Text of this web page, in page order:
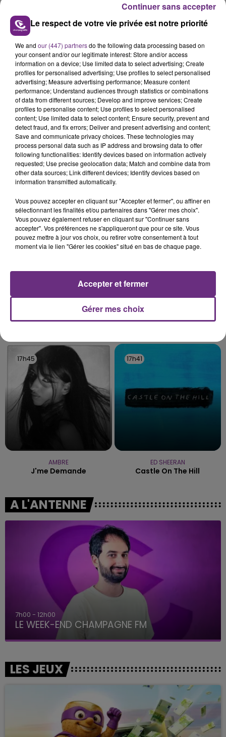
LA CENTRALE NUCLÉAIRE DE CHOOZ
TOUJOURS À L'ARRÊT
Cela fait déjà une semaine que la centrale
nucléaire ardennaise est à l'arrêt. Une situation
justifiée par la sécheresse intense qui est toujours
présente.
LE MAGASIN JOUÉCLUB DE REIMS FERME
SES PORTES
C'était l'une des institutions du centre-ville
rémois. Le magasin JouéClub est contraint de
fermer ses portes.
17h54
17h54 17h48
17h48
17h45
17h45
AMBRE
J'me Demande
17h41
17h41
ED SHEERAN
Castle On The Hill
A L'ANTENNE
16h00 - 20h00
LE WEEK-END CHAMPAGNE FM
LES JEUX
Le respect de votre vie privée est notre priorité
We and our (447) partnersdo the following data processing based on
your consent and/or our legitimate interest: Store and/or access
information on a device; Use limited data to select advertising; Create
profiles for personalised advertising; Use profiles to select personalised
advertising; Measure advertising performance; Measure content
performance; Understand audiences through statistics or combinations
of data from different sources; Develop and improve services; Create
profiles to personalise content; Use profiles to select personalised
content; Use limited data to select content; Ensure security, prevent and
detect fraud, and fix errors; Deliver and present advertising and content;
Save and communicate privacy choices. These technologies may
process personal data such as IP address and browsing data to offer
following functionalities: Identify devices based on information actively
requested; Use precise geolocation data; Match and combine data from
other data sources; Link different devices; Identify devices based on
information transmitted automatically.
Vous pouvez accepter en cliquant sur "Accepter et fermer", ou affiner en
sélectionnant les finalités et/ou partenaires dans "Gérer mes choix".
Vous pouvez également refuser en cliquant sur "Continuer sans
accepter". Vos préférences ne s'appliqueront que pour ce site. Vous
pouvez mettre à jour vos choix, ou retirer votre consentement à tout
moment via le lien "Gérer les cookies" situé en bas de chaque page.
Gérer mes choix
Accepter et fermer
Continuer sans accepter